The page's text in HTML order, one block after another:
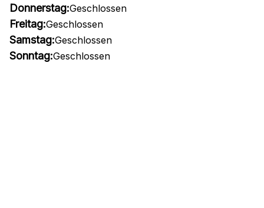
Donnerstag:Geschlossen
Freitag:Geschlossen
Samstag:Geschlossen
Sonntag:Geschlossen